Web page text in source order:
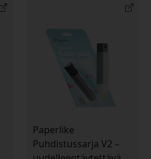
Paperlike
Puhdistussarja V2 –